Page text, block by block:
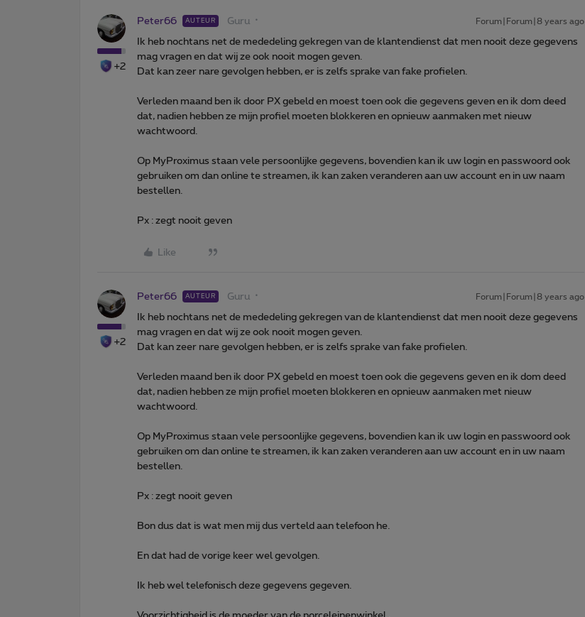
+2
Peter66 AUTEUR Guru Forum|Forum|8 years ago
Ik heb nochtans net de mededeling gekregen van de klantendienst dat men nooit deze gegevens
mag vragen en dat wij ze ook nooit mogen geven.
Dat kan zeer nare gevolgen hebben, er is zelfs sprake van fake profielen.
Verleden maand ben ik door PX gebeld en moest toen ook die gegevens geven en ik dom deed
dat, nadien hebben ze mijn profiel moeten blokkeren en opnieuw aanmaken met nieuw
wachtwoord.
Op MyProximus staan vele persoonlijke gegevens, bovendien kan ik uw login en passwoord ook
gebruiken om dan online te streamen, ik kan zaken veranderen aan uw account en in uw naam
bestellen.
Px : zegt nooit geven
Like
+2
Peter66 AUTEUR Guru Forum|Forum|8 years ago
Ik heb nochtans net de mededeling gekregen van de klantendienst dat men nooit deze gegevens
mag vragen en dat wij ze ook nooit mogen geven.
Dat kan zeer nare gevolgen hebben, er is zelfs sprake van fake profielen.
Verleden maand ben ik door PX gebeld en moest toen ook die gegevens geven en ik dom deed
dat, nadien hebben ze mijn profiel moeten blokkeren en opnieuw aanmaken met nieuw
wachtwoord.
Op MyProximus staan vele persoonlijke gegevens, bovendien kan ik uw login en passwoord ook
gebruiken om dan online te streamen, ik kan zaken veranderen aan uw account en in uw naam
bestellen.
Px : zegt nooit geven
Bon dus dat is wat men mij dus verteld aan telefoon he.
En dat had de vorige keer wel gevolgen.
Ik heb wel telefonisch deze gegevens gegeven.